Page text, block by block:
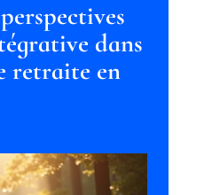
dans
retraite en